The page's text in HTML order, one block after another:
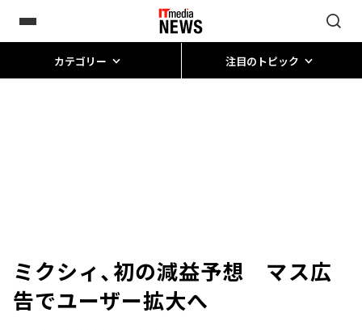
カテゴリー 注目のトピック
ミクシィ、初の減益予想 マス広
告でユーザー拡大へ